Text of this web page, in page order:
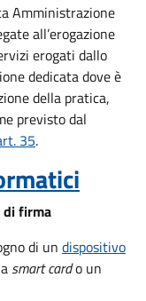
Amministrazione
all’erogazione
erogati dallo
dedicata dove è
della pratica,
previsto dal
35.
firma
di un dispositivo
smart cardo un